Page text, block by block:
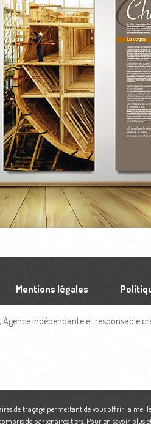
Mentions légales
indépendante et responsable
de traçage permettant de vous offrir la
de partenaires tiers. Pour en savoir plus